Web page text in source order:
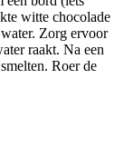
witte chocolade
Zorg ervoor
raakt. Na een
Roer de